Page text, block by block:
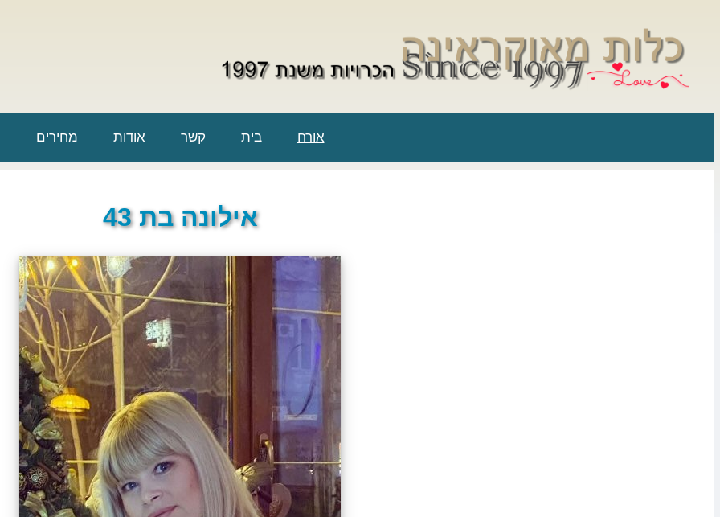
אורח בית קשר אודות מחירים
אילונה בת 43